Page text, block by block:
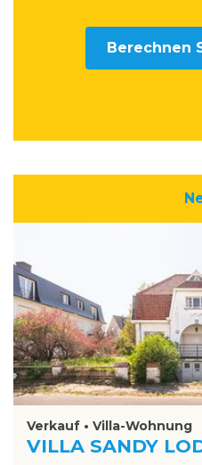
Berechnen
Verkauf • Villa-Wohnung
VILLA SANDY